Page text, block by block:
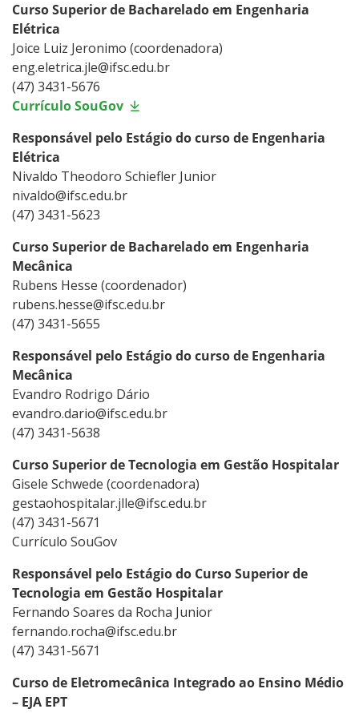
Curso Superior de Bacharelado em Engenharia
Elétrica
Joice Luiz Jeronimo (coordenadora)
eng.eletrica.jle@ifsc.edu.br
(47) 3431-5676
Currículo SouGov
Responsável pelo Estágio do curso de Engenharia
Elétrica
Nivaldo Theodoro Schiefler Junior
nivaldo@ifsc.edu.br
(47) 3431-5623
Curso Superior de Bacharelado em Engenharia
Mecânica
Rubens Hesse (coordenador)
rubens.hesse@ifsc.edu.br
(47) 3431-5655
Responsável pelo Estágio do curso de Engenharia
Mecânica
Evandro Rodrigo Dário
evandro.dario@ifsc.edu.br
(47) 3431-5638
Curso Superior de Tecnologia em Gestão Hospitalar
Gisele Schwede (coordenadora)
gestaohospitalar.jlle@ifsc.edu.br
(47) 3431-5671
Currículo SouGov
Responsável pelo Estágio do Curso Superior de
Tecnologia em Gestão Hospitalar
Fernando Soares da Rocha Junior
fernando.rocha@ifsc.edu.br
(47) 3431-5671
Curso de Eletromecânica Integrado ao Ensino Médio
– EJA EPT